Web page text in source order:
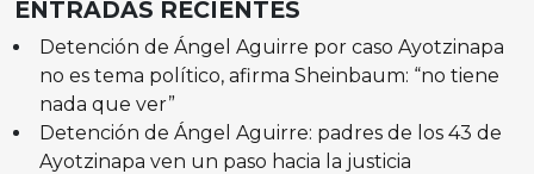
ENTRADAS RECIENTES
Detención de Ángel Aguirre por caso Ayotzinapa
no es tema político, afirma Sheinbaum: “no tiene
nada que ver”
Detención de Ángel Aguirre: padres de los 43 de
Ayotzinapa ven un paso hacia la justicia